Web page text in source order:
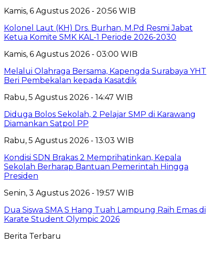
Kamis, 6 Agustus 2026 - 20:56 WIB
Kolonel Laut (KH) Drs. Burhan, M.Pd Resmi Jabat
Ketua Komite SMK KAL-1 Periode 2026-2030
Kamis, 6 Agustus 2026 - 03:00 WIB
Melalui Olahraga Bersama, Kapengda Surabaya YHT
Beri Pembekalan kepada Kasatdik
Rabu, 5 Agustus 2026 - 14:47 WIB
Diduga Bolos Sekolah, 2 Pelajar SMP di Karawang
Diamankan Satpol PP
Rabu, 5 Agustus 2026 - 13:03 WIB
Kondisi SDN Brakas 2 Memprihatinkan, Kepala
Sekolah Berharap Bantuan Pemerintah Hingga
Presiden
Senin, 3 Agustus 2026 - 19:57 WIB
Dua Siswa SMA S Hang Tuah Lampung Raih Emas di
Karate Student Olympic 2026
Berita Terbaru